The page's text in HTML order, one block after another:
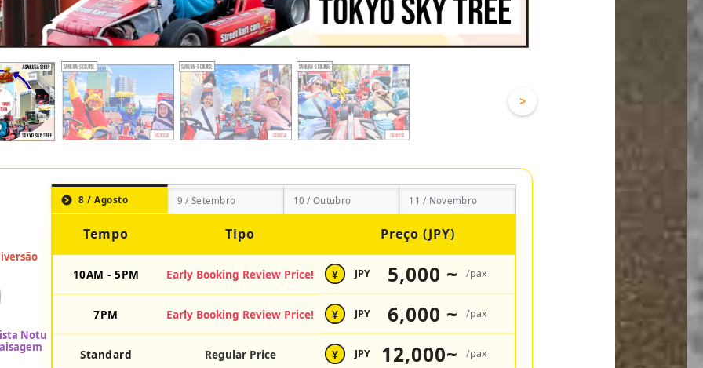
>
8 / Agosto 9 / Setembro 10 / Outubro 11 / Novembro
Tempo Tipo Preço (JPY)
10AM - 5PM Early Booking Review Price! ¥ JPY 5,000 ~ /pax
7PM Early Booking Review Price! ¥ JPY 6,000 ~ /pax
Standard Regular Price ¥ JPY 12,000~ /pax